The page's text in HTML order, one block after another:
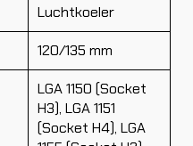
Luchtkoeler
120/135 mm
LGA 1150 (Socket
H3), LGA 1151
(Socket H4), LGA